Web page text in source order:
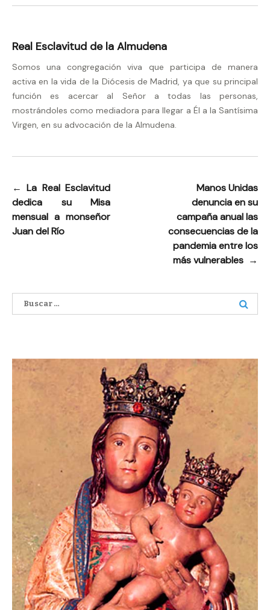
Real Esclavitud de la Almudena
Somos una congregación viva que participa de manera
activa en la vida de la Diócesis de Madrid, ya que su principal
función es acercar al Señor a todas las personas,
mostrándoles como mediadora para llegar a Él a la Santísima
Virgen, en su advocación de la Almudena.
Navegación
de
entradas
← La Real Esclavitud
dedica su Misa
mensual a monseñor
Juan del Río
Manos Unidas
denuncia en su
campaña anual las
consecuencias de la
pandemia entre los
más vulnerables →
Buscar: